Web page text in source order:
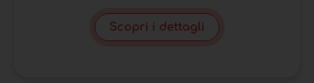
Scopri i dettagli